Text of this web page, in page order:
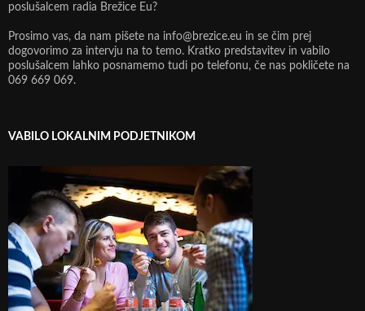
poslušalcem radia Brežice Eu?
Prosimo vas, da nam pišete na info@brezice.eu in se čim prej
dogovorimo za intervju na to temo. Kratko predstavitev in vabilo
poslušalcem lahko posnamemo tudi po telefonu, če nas pokličete na
069 669 069.
VABILO LOKALNIM PODJETNIKOM